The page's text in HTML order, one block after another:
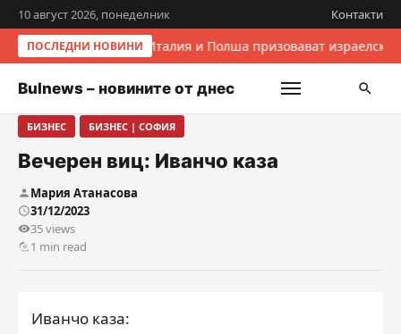
10 август 2026, понеделник Контакти
ПОСЛЕДНИ НОВИНИ Италия и Полша призовават
Bulnews – новините от днес
БИЗНЕС БИЗНЕС | СОФИЯ
Вечерен виц: Иванчо каза
Мария Атанасова
31/12/2023
35 views
1 min read
Иванчо каза: